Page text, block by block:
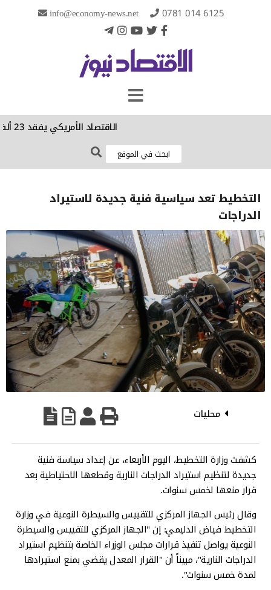
info@economy-news.net 0781 014 6125
الاقتصاد الأمريكي يفقد 23 ألف وظيفة في تموز الماضي
التخطيط تعد سياسية فنية جديدة لاستيراد
الدراجات
محليات
كشفت وزارة التخطيط، اليوم الأربعاء، عن إعداد سياسة فنية
جديدة لتنظيم استيراد الدراجات النارية وقطعها الاحتياطية بعد
قرار منعها لخمس سنوات.
وقال رئيس الجهاز المركزي للتقييس والسيطرة النوعية في وزارة
التخطيط فياض الدليمي: إن "الجهاز المركزي للتقييس والسيطرة
النوعية يواصل تنفيذ قرارات مجلس الوزراء الخاصة بتنظيم استيراد
الدراجات النارية"، مبيناً أن "القرار المعدل يقضي بمنع استيرادها
لمدة خمس سنوات".